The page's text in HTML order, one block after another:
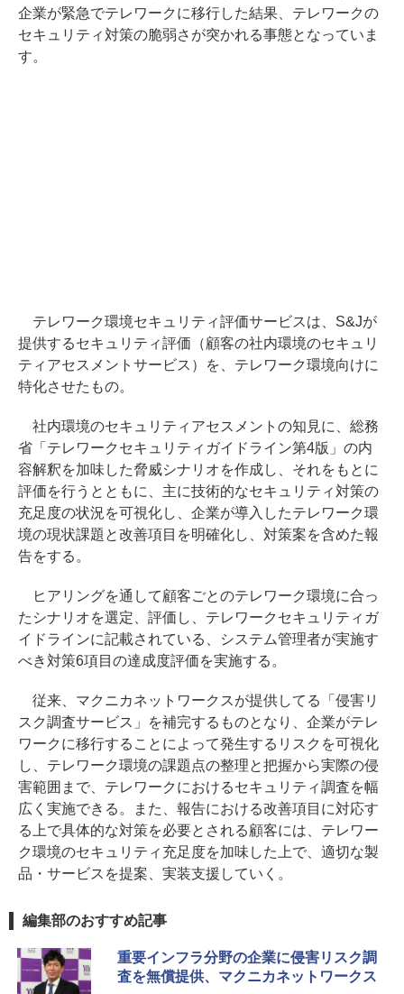
企業が緊急でテレワークに移行した結果、テレワークの
セキュリティ対策の脆弱さが突かれる事態となっていま
す。
テレワーク環境セキュリティ評価サービスは、S&Jが
提供するセキュリティ評価（顧客の社内環境のセキュリ
ティアセスメントサービス）を、テレワーク環境向けに
特化させたもの。
社内環境のセキュリティアセスメントの知見に、総務
省「テレワークセキュリティガイドライン第4版」の内
容解釈を加味した脅威シナリオを作成し、それをもとに
評価を行うとともに、主に技術的なセキュリティ対策の
充足度の状況を可視化し、企業が導入したテレワーク環
境の現状課題と改善項目を明確化し、対策案を含めた報
告をする。
ヒアリングを通して顧客ごとのテレワーク環境に合っ
たシナリオを選定、評価し、テレワークセキュリティガ
イドラインに記載されている、システム管理者が実施す
べき対策6項目の達成度評価を実施する。
従来、マクニカネットワークスが提供してる「侵害リ
スク調査サービス」を補完するものとなり、企業がテレ
ワークに移行することによって発生するリスクを可視化
し、テレワーク環境の課題点の整理と把握から実際の侵
害範囲まで、テレワークにおけるセキュリティ調査を幅
広く実施できる。また、報告における改善項目に対応す
る上で具体的な対策を必要とされる顧客には、テレワー
ク環境のセキュリティ充足度を加味した上で、適切な製
品・サービスを提案、実装支援していく。
編集部のおすすめ記事
重要インフラ分野の企業に侵害リスク調
査を無償提供、マクニカネットワークス